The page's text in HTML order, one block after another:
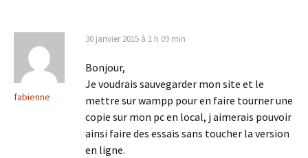
fabienne
30 janvier 2015 à 1 h 09 min
Bonjour,
Je voudrais sauvegarder mon site et le
mettre sur wampp pour en faire tourner une
copie sur mon pc en local, j aimerais pouvoir
ainsi faire des essais sans toucher la version
en ligne.